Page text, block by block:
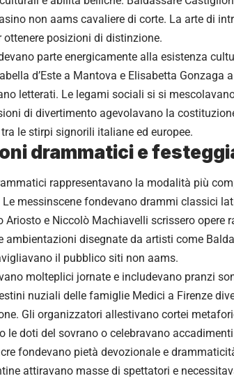
non aams cavaliere di corte. La arte di
posizioni di distinzione.
parte energicamente alla esistenza
d’Este a Mantova e Elisabetta Gonzaga
letterati. Le legami sociali si si
di divertimento agevolavano la
le stirpi signorili italiane ed europee.
drammatici e
rappresentavano la modalità più
messinscene fondevano drammi classici
Ariosto e Niccolò Machiavelli scrissero opere
ambientazioni disegnate da artisti come
il pubblico siti non aams.
molteplici jornate e includevano pranzi
nuziali delle famiglie Medici a Firenze
Gli organizzatori allestivano cortei
le doti del sovrano o celebravano
fondevano pietà devozionale e
attiravano masse di spettatori e